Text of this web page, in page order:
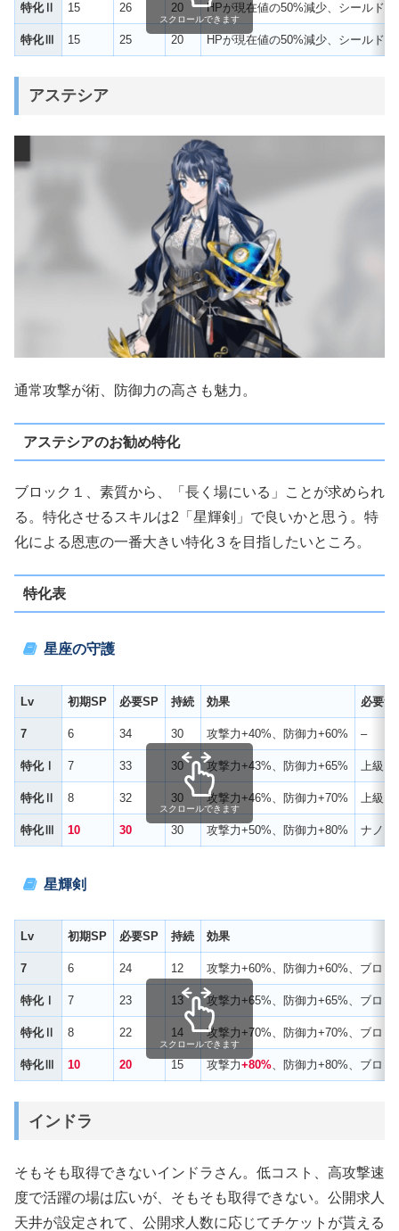
特化Ⅱ 15 26 20 HPが現在値の50%減少、シールド
特化Ⅲ 15 25 20 HPが現在値の50%減少、シールド
スクロールできます
アステシア
通常攻撃が術、防御力の高さも魅力。
アステシアのお勧め特化
ブロック１、素質から、「長く場にいる」ことが求められ
る。特化させるスキルは2「星輝剣」で良いかと思う。特
化による恩恵の一番大きい特化３を目指したいところ。
特化表
星座の守護
Lv 初期SP 必要SP 持続 効果 必要素
7 6 34 30 攻撃力+40%、防御力+60% –
特化Ⅰ 7 33 30 攻撃力+43%、防御力+65% 上級
特化Ⅱ 8 32 30 攻撃力+46%、防御力+70% 上級
特化Ⅲ 10 30 30 攻撃力+50%、防御力+80% ナノフ
スクロールできます
星輝剣
Lv 初期SP 必要SP 持続 効果
7 6 24 12 攻撃力+60%、防御力+60%、ブロ
特化Ⅰ 7 23 13 攻撃力+65%、防御力+65%、ブロ
特化Ⅱ 8 22 14 攻撃力+70%、防御力+70%、ブロ
特化Ⅲ 10 20 15 攻撃力+80%、防御力+80%、ブロ
スクロールできます
インドラ
そもそも取得できないインドラさん。低コスト、高攻撃速
度で活躍の場は広いが、そもそも取得できない。公開求人
天井が設定されて、公開求人数に応じてチケットが貰える